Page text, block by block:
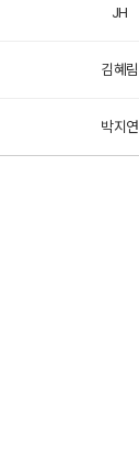
JH
김혜림
박지연